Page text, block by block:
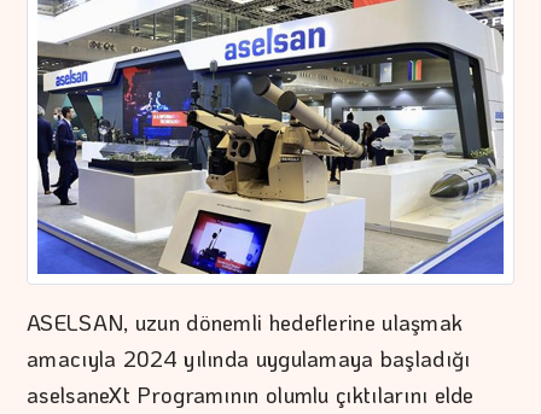
ASELSAN, uzun dönemli hedeflerine ulaşmak
amacıyla 2024 yılında uygulamaya başladığı
aselsaneXt Programının olumlu çıktılarını elde